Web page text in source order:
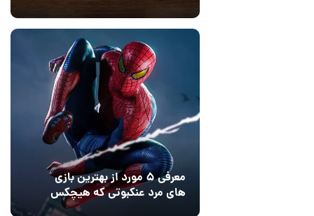
معرفی ۵ مورد از بهترین بازی
های مرد عنکبوتی که هیچکس